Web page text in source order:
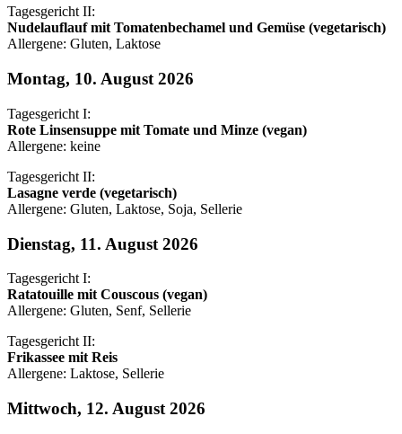
Tagesgericht II:
Nudelauflauf mit Tomatenbechamel und Gemüse (vegetarisch)
Allergene: Gluten, Laktose
Montag, 10. August 2026
Tagesgericht I:
Rote Linsensuppe mit Tomate und Minze (vegan)
Allergene: keine
Tagesgericht II:
Lasagne verde (vegetarisch)
Allergene: Gluten, Laktose, Soja, Sellerie
Dienstag, 11. August 2026
Tagesgericht I:
Ratatouille mit Couscous (vegan)
Allergene: Gluten, Senf, Sellerie
Tagesgericht II:
Frikassee mit Reis
Allergene: Laktose, Sellerie
Mittwoch, 12. August 2026